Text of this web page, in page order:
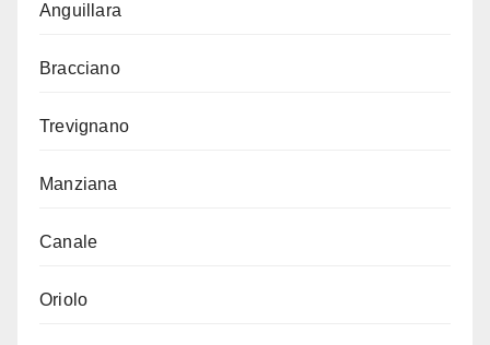
Anguillara
Bracciano
Trevignano
Manziana
Canale
Oriolo